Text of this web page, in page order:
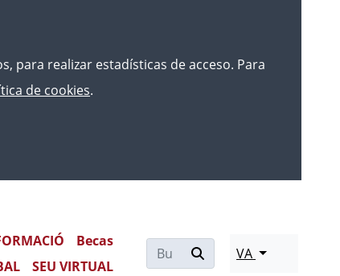
para realizar estadísticas de acceso. Para
de cookies.
Becas
SEU VIRTUAL
VA